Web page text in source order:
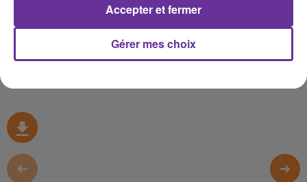
Il répond à François-Xavier de Calonnes
0:00 20 min 44 sec
Gérer mes choix
Accepter et fermer